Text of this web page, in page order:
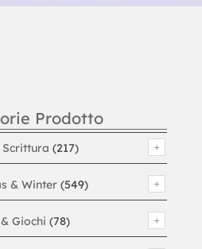
Prodotto
(217)
& Winter(549)
Giochi (78)